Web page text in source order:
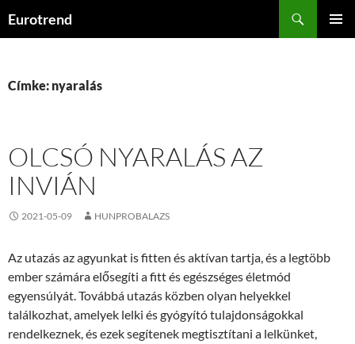
Eurotrend
Címke: nyaralás
OLCSÓ NYARALÁS AZ
INVIÁN
2021-05-09 HUNPROBALAZS
Az utazás az agyunkat is fitten és aktívan tartja, és a legtöbb
ember számára elősegíti a fitt és egészséges életmód
egyensúlyát. Továbbá utazás közben olyan helyekkel
találkozhat, amelyek lelki és gyógyító tulajdonságokkal
rendelkeznek, és ezek segítenek megtisztítani a lelkünket,